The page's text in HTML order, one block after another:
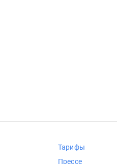
Тарифы
Прессе